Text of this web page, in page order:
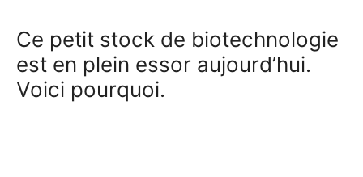
Ce petit stock de biotechnologie
est en plein essor aujourd’hui.
Voici pourquoi.